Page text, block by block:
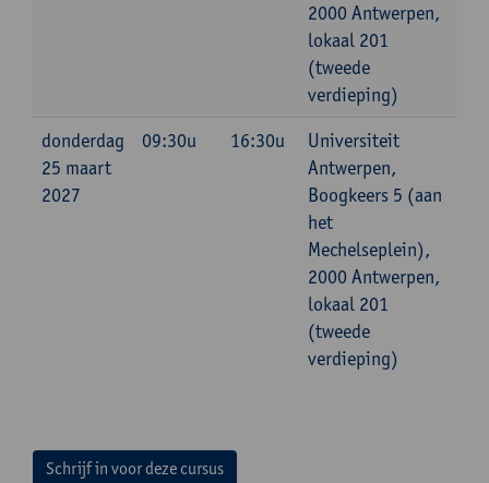
2000 Antwerpen,
lokaal 201
(tweede
verdieping)
donderdag
25 maart
2027
09:30u 16:30u
Universiteit
Antwerpen,
Boogkeers 5 (aan
het
Mechelseplein),
2000 Antwerpen,
lokaal 201
(tweede
verdieping)
Schrijf in voor deze cursus